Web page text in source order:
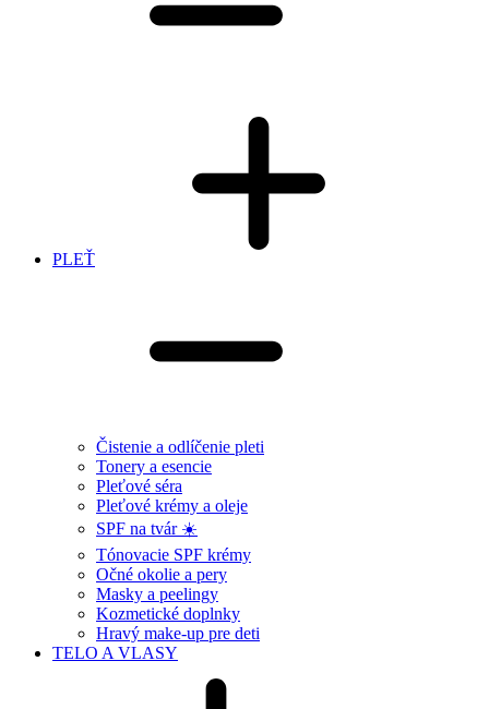
PLEŤ
Čistenie a odlíčenie pleti
Tonery a esencie
Pleťové séra
Pleťové krémy a oleje
SPF na tvár ☀️
Tónovacie SPF krémy
Očné okolie a pery
Masky a peelingy
Kozmetické doplnky
Hravý make-up pre deti
TELO A VLASY